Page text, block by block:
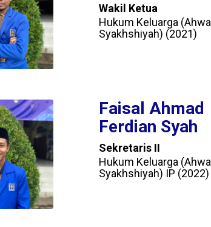
Wakil Ketua
Hukum Keluarga (Ahwal
Syakhshiyah) (2021)
Faisal Ahmad
Ferdian Syah
Sekretaris II
Hukum Keluarga (Ahwal
Syakhshiyah) IP (2022)